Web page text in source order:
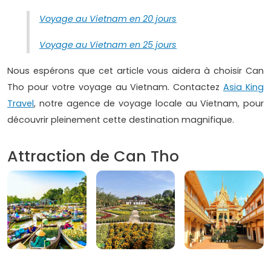
Voyage au Vietnam en 20 jours
Voyage au Vietnam en 25 jours
Nous espérons que cet article vous aidera à choisir Can
Tho pour votre voyage au Vietnam. ContactezAsia King
Travel, notre agence de voyage locale au Vietnam, pour
découvrir pleinement cette destination magnifique.
Attraction de Can Tho